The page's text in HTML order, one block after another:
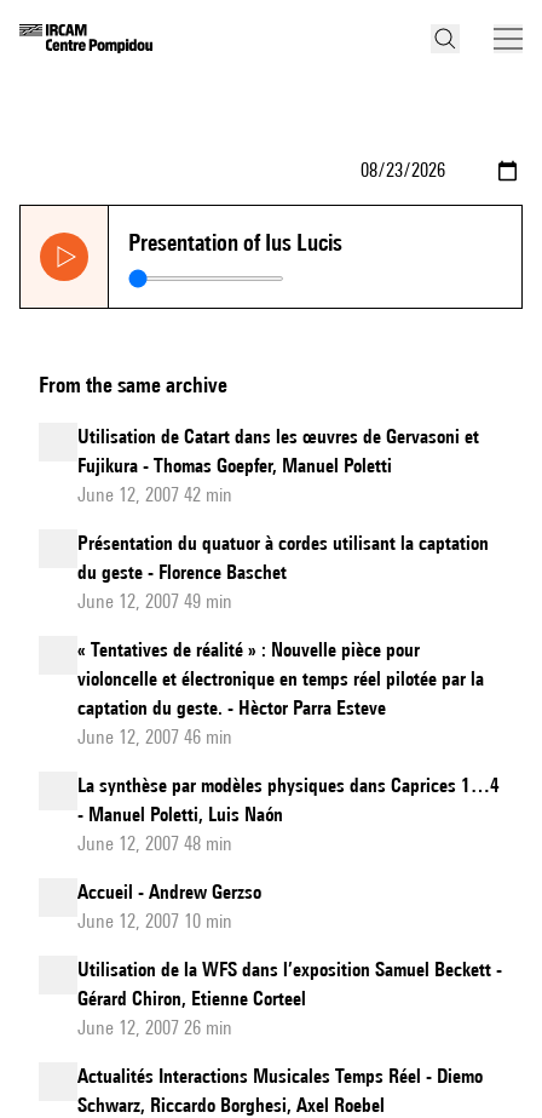
Presentation of Ius Lucis
From the same archive
Utilisation de Catart dans les œuvres de Gervasoni et
Fujikura - Thomas Goepfer, Manuel Poletti
June 12, 2007 42 min
Présentation du quatuor à cordes utilisant la captation
du geste - Florence Baschet
June 12, 2007 49 min
« Tentatives de réalité » : Nouvelle pièce pour
violoncelle et électronique en temps réel pilotée par la
captation du geste. - Hèctor Parra Esteve
June 12, 2007 46 min
La synthèse par modèles physiques dans Caprices 1…4
- Manuel Poletti, Luis Naón
June 12, 2007 48 min
Accueil - Andrew Gerzso
June 12, 2007 10 min
Utilisation de la WFS dans l’exposition Samuel Beckett -
Gérard Chiron, Etienne Corteel
June 12, 2007 26 min
Actualités Interactions Musicales Temps Réel - Diemo
Schwarz, Riccardo Borghesi, Axel Roebel